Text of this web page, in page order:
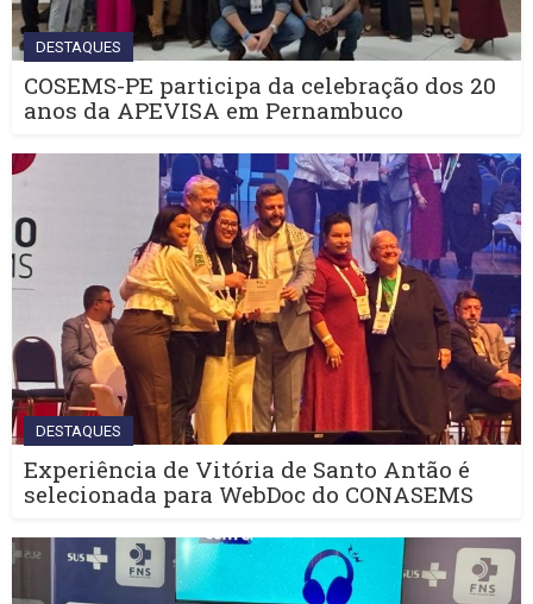
DESTAQUES
COSEMS-PE participa da celebração dos 20
anos da APEVISA em Pernambuco
DESTAQUES
Experiência de Vitória de Santo Antão é
selecionada para WebDoc do CONASEMS